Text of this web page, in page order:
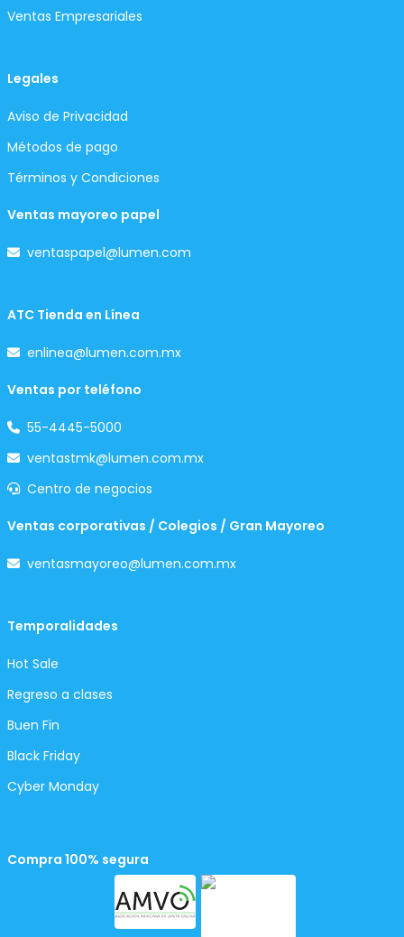
Ventas Empresariales
Legales
Aviso de Privacidad
Métodos de pago
Términos y Condiciones
Ventas mayoreo papel
ventaspapel@lumen.com
ATC Tienda en Línea
enlinea@lumen.com.mx
Ventas por teléfono
55-4445-5000
ventastmk@lumen.com.mx
Centro de negocios
Ventas corporativas / Colegios / Gran Mayoreo
ventasmayoreo@lumen.com.mx
Temporalidades
Hot Sale
Regreso a clases
Buen Fin
Black Friday
Cyber Monday
Compra 100% segura